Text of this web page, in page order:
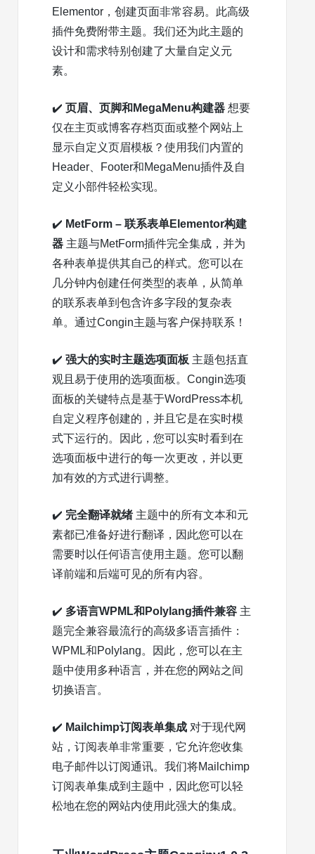
Elementor，创建页面非常容易。此高级
插件免费附带主题。我们还为此主题的
设计和需求特别创建了大量自定义元
素。
✔️ 页眉、页脚和MegaMenu构建器 想要
仅在主页或博客存档页面或整个网站上
显示自定义页眉模板？使用我们内置的
Header、Footer和MegaMenu插件及自
定义小部件轻松实现。
✔️ MetForm – 联系表单Elementor构建
器 主题与MetForm插件完全集成，并为
各种表单提供其自己的样式。您可以在
几分钟内创建任何类型的表单，从简单
的联系表单到包含许多字段的复杂表
单。通过Congin主题与客户保持联系！
✔️ 强大的实时主题选项面板 主题包括直
观且易于使用的选项面板。Congin选项
面板的关键特点是基于WordPress本机
自定义程序创建的，并且它是在实时模
式下运行的。因此，您可以实时看到在
选项面板中进行的每一次更改，并以更
加有效的方式进行调整。
✔️ 完全翻译就绪 主题中的所有文本和元
素都已准备好进行翻译，因此您可以在
需要时以任何语言使用主题。您可以翻
译前端和后端可见的所有内容。
✔️ 多语言WPML和Polylang插件兼容 主
题完全兼容最流行的高级多语言插件：
WPML和Polylang。因此，您可以在主
题中使用多种语言，并在您的网站之间
切换语言。
✔️ Mailchimp订阅表单集成 对于现代网
站，订阅表单非常重要，它允许您收集
电子邮件以订阅通讯。我们将Mailchimp
订阅表单集成到主题中，因此您可以轻
松地在您的网站内使用此强大的集成。